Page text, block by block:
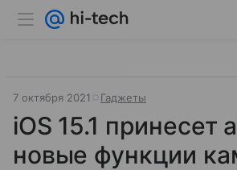
7 октября 2021 Гаджеты
iOS 15.1 принесет
новые функции